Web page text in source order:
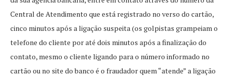
Central de Atendimento que está registrado no verso do cartão,
cinco minutos após a ligação suspeita (os golpistas grampeiam o
telefone do cliente por até dois minutos após a finalização do
contato, mesmo o cliente ligando para o número informado no
cartão ou no site do banco é o fraudador quem “atende” a ligação